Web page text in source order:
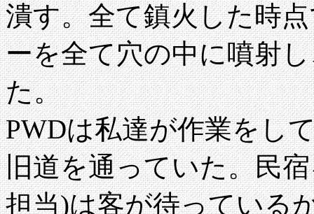
潰す。全て鎮火した時
ーを全て穴の中に噴射
た。
PWDは私達が作業をし
旧道を通っていた。民
担当)は客が待っている